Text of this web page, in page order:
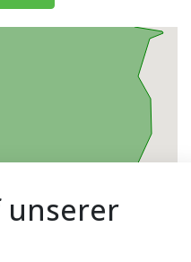
unserer